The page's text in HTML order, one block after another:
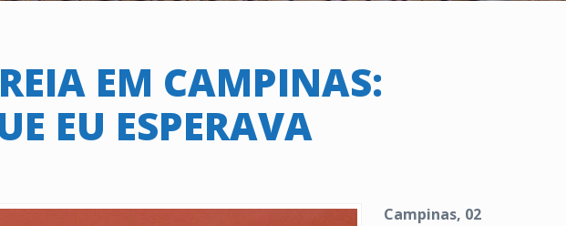
EM CAMPINAS:
EU ESPERAVA
Campinas, 02